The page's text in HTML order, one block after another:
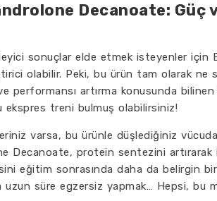
Decanoate: Güç
sonuçlar elde etmek isteyenler için
olabilir. Peki, bu ürün tam olarak ne
performansı artırma konusunda
ekspres treni bulmuş olabilirsiniz!
varsa, bu ürünle düşlediğiniz
Decanoate, protein sentezini artırarak
eğitim sonrasında daha da belirgin
uzun süre egzersiz yapmak… Hepsi, bu